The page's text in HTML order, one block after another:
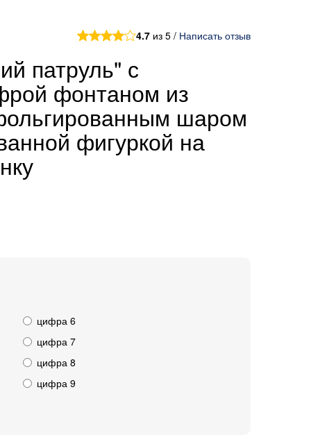
4.7 из 5 / Написать отзыв
патруль" с
фонтаном из
шаром
фигуркой на
цифра 6
цифра 7
цифра 8
цифра 9